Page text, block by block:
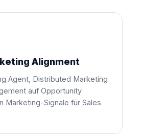
Alignment
Agent, Distributed Marketing
auf Opportunity
Marketing-Signale für Sales